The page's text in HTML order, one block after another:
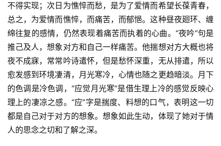
不得实现；次日为憔悴而愁，是为了爱情而希望长葆青春，
总之，为爱情而憔悴，而痛苦，而郁悒。这种昼夜廻环、缠
绵往复的感情，仍然表现着痛苦而执着的心曲。“夜吟”句是
推己及人，想象对方和自己一样痛苦。他揣想对方大概也将
夜不成寐，常常吟诗遣怀，但是愁怀深重，无从排遣，所以
愈发感到环境凄清，月光寒冷，心情也随之更趋暗淡。月下
的色调是冷色调，“应觉月光寒”是借生理上冷的感觉反映心
理上的凄凉之感。“应”字是揣度、料想的口气，表明这一切
都是自己对于对方的想象。想象如此生动，体现了她对于情
人的思念之切和了解之深。